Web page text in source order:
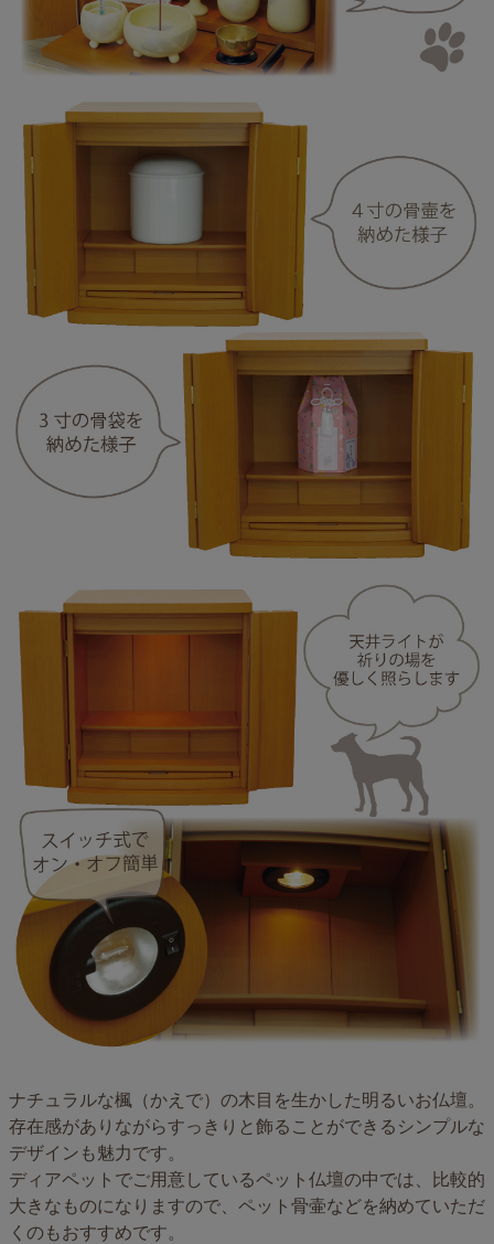
ナチュラルな楓（かえで）の木目を生かした明るいお仏壇。
存在感がありながらすっきりと飾ることができるシンプルな
デザインも魅力です。
ディアペットでご用意しているペット仏壇の中では、比較的
大きなものになりますので、ペット骨壷などを納めていただ
くのもおすすめです。